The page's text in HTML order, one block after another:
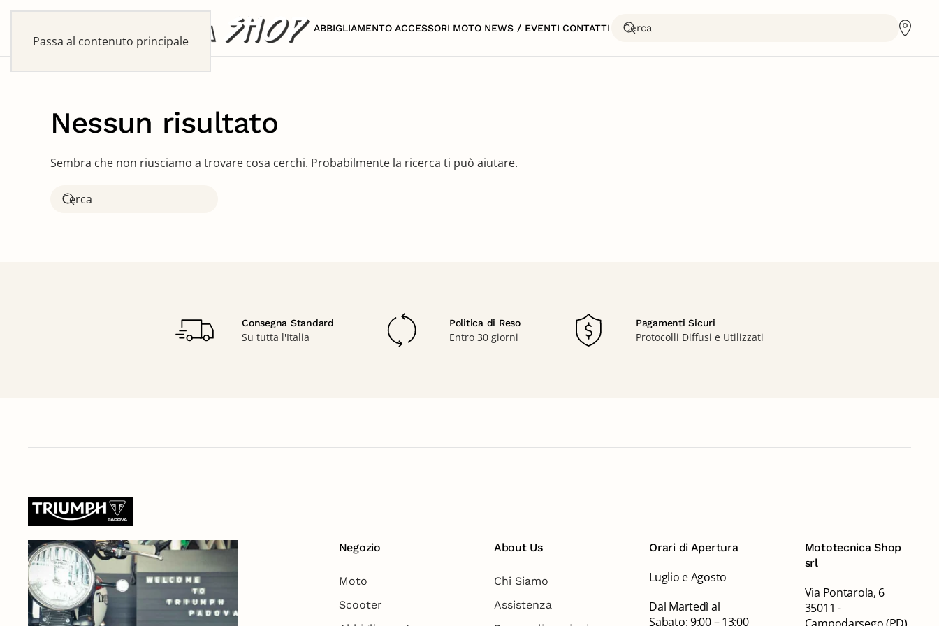
Passa al contenuto principale
ABBIGLIAMENTO ACCESSORI MOTO NEWS / EVENTI CONTATTI
Nessun risultato
Sembra che non riusciamo a trovare cosa cerchi. Probabilmente la ricerca ti può aiutare.
Consegna Standard
Su tutta l'Italia
Politica di Reso
Entro 30 giorni
Pagamenti Sicuri
Protocolli Diffusi e Utilizzati
Negozio
Moto
Scooter
About Us
Chi Siamo
Assistenza
Orari di Apertura
Luglio e Agosto
Dal Martedì al
Sabato: 9:00 – 13:00
Mototecnica Shop
srl
Via Pontarola, 6
35011 -